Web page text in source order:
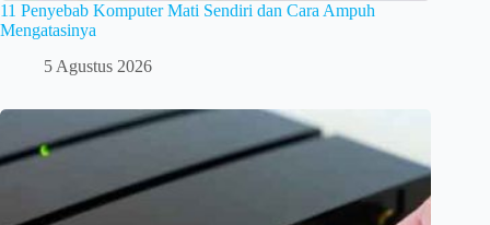
11 Penyebab Komputer Mati Sendiri dan Cara Ampuh
Mengatasinya
5 Agustus 2026